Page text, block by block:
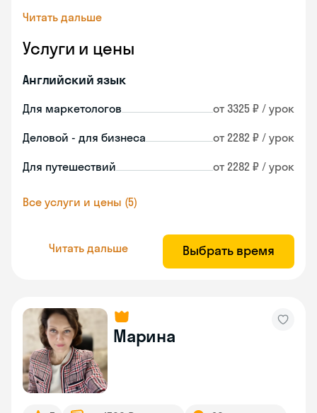
Читать дальше
Услуги и цены
Английский язык
Для маркетологов от 3325 ₽ / урок
Деловой - для бизнеса от 2282 ₽ / урок
Для путешествий от 2282 ₽ / урок
Все услуги и цены (5)
Читать дальше Выбрать время
Марина